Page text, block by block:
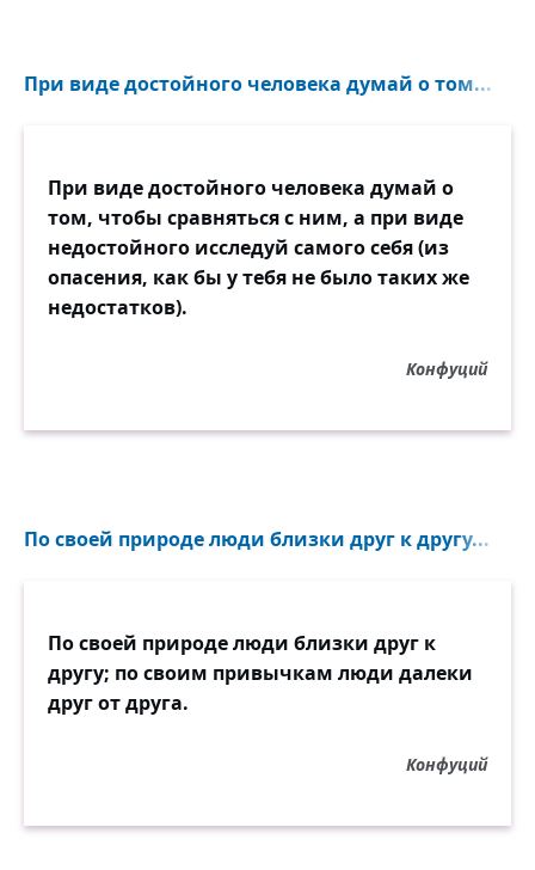
При виде достойного человека думай о том...
При виде достойного человека думай о
том, чтобы сравняться с ним, а при виде
недостойного исследуй самого себя (из
опасения, как бы у тебя не было таких же
недостатков).
Конфуций
По своей природе люди близки друг к другу...
По своей природе люди близки друг к
другу; по своим привычкам люди далеки
друг от друга.
Конфуций